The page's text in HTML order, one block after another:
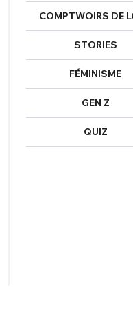
COMPTWOIRS DE
STORIES
FÉMINISME
GEN Z
QUIZ